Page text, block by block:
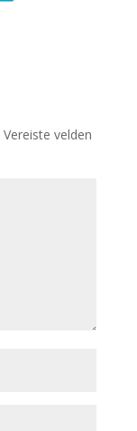
Vereiste velden